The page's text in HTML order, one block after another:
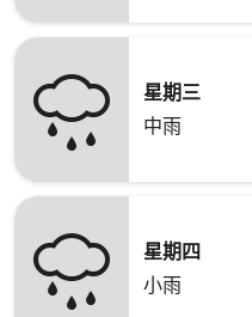
星期三
中雨
星期四
小雨